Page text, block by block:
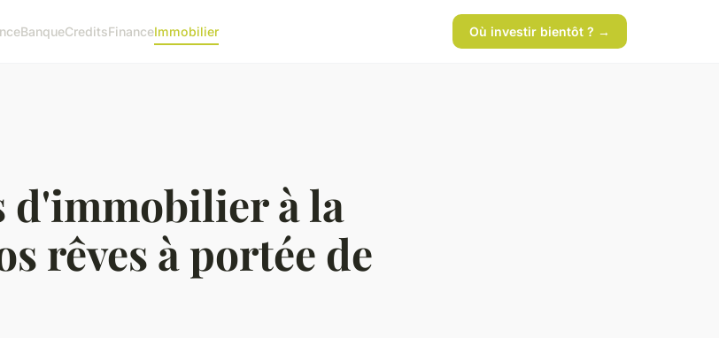
BanqueCreditsFinanceImmobilier Où investir bientôt ? →
d'immobilier à la
rêves à portée de